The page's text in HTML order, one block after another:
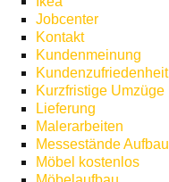
Jobcenter
Kontakt
Kundenmeinung
Kundenzufriedenheit
Kurzfristige Umzüge
Lieferung
Malerarbeiten
Messestände Aufbau
Möbel kostenlos